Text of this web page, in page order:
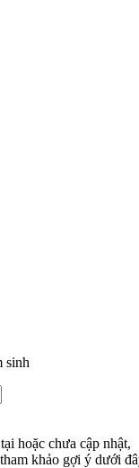
sinh
hoặc chưa cập nhật,
khảo gợi ý dưới